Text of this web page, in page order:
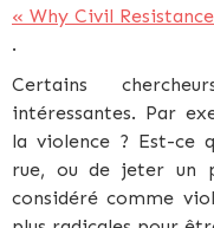
« Why Civil
.
Certains
intéressantes. Par
la violence ? Est-ce
rue, ou de jeter un
considéré comme